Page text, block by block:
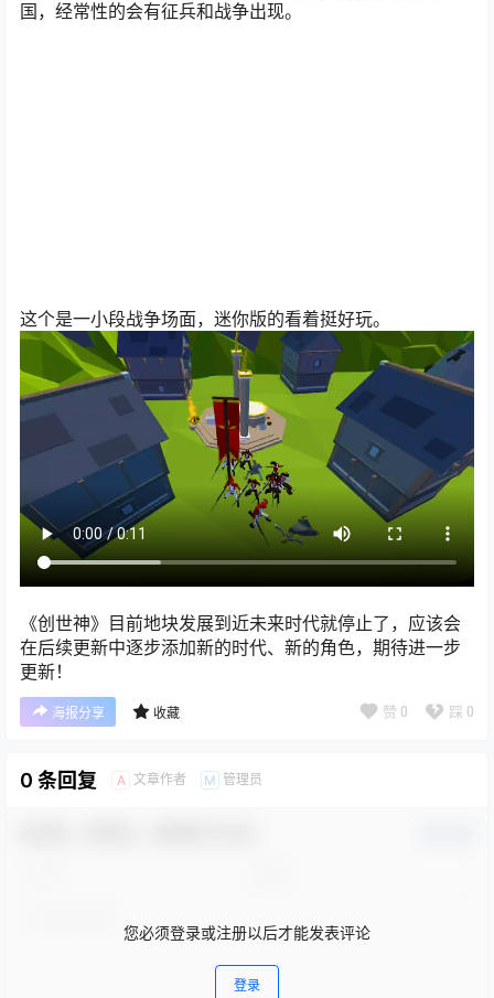
国，经常性的会有征兵和战争出现。
这个是一小段战争场面，迷你版的看着挺好玩。
《创世神》目前地块发展到近未来时代就停止了，应该会
在后续更新中逐步添加新的时代、新的角色，期待进一步
更新！
海报分享 收藏 赞 0 踩 0
0 条回复 A 文章作者 M 管理员
您必须登录或注册以后才能发表评论
登录